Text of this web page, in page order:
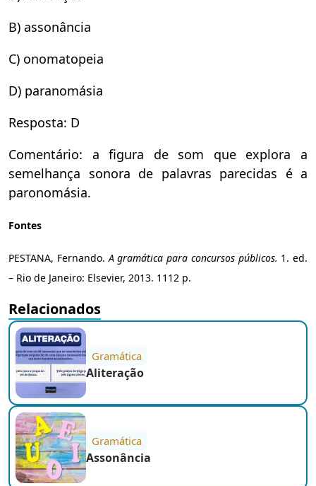
B) assonância
C) onomatopeia
D) paranomásia
Resposta: D
Comentário: a figura de som que explora a
semelhança sonora de palavras parecidas é a
paronomásia.
Fontes
PESTANA, Fernando. A gramática para concursos públicos. 1. ed.
– Rio de Janeiro: Elsevier, 2013. 1112 p.
Relacionados
Gramática
Aliteração
Gramática
Assonância